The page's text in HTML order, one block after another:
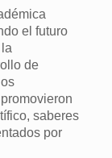
el futuro
de
saberes
por